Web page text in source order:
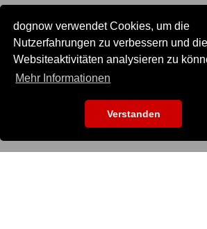
dognow verwendet Cookies, um die
Nutzerfahrungen zu verbessern und die
Websiteaktivitäten analysieren zu
Mehr Informationen
Verstanden
Wenn du bereits einen Account hast, melde
Sonst besuche unser Hilfe- und Kontaktcenter:
Zu
Hilfe und Kontaktwechseln
BLEIB IN VERBINDUNG